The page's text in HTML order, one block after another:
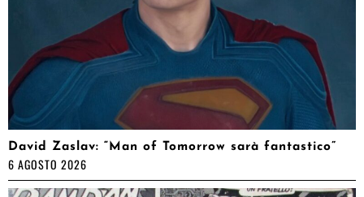
David Zaslav: “Man of Tomorrow sarà fantastico”
6 AGOSTO 2026